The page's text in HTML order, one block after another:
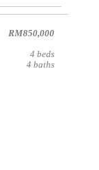
RM850,000
4 beds
4 baths